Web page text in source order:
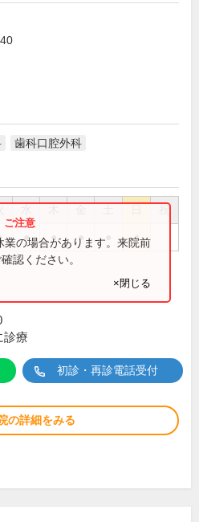
歯科口腔外科
祝
● ● ● ●
の場合があります。来院前
認ください。
×閉じる
診療
初診・再診電話受付
の詳細をみる